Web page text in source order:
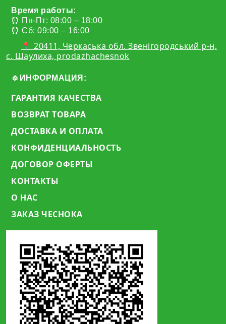
Время работы:
⏰ Пн-Пт: 08:00 – 18:00
⏰ Сб: 09:00 – 16:00
📍 20411, Черкаська обл. Звенігородський р-н,
с. Шаулиха, prodazhachesnok
🧄ИНФОРМАЦИЯ:
ГАРАНТИЯ КАЧЕСТВА
ВОЗВРАТ ТОВАРА
ДОСТАВКА И ОПЛАТА
КОНФИДЕНЦИАЛЬНОСТЬ
ДОГОВОР ОФЕРТЫ
КОНТАКТЫ
О НАС
ЗАКАЗ ЧЕСНОКА